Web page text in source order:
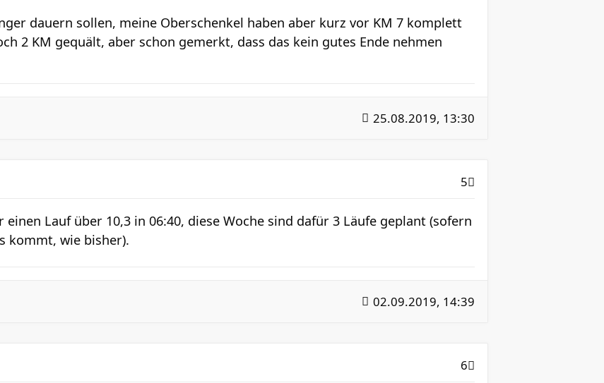
dauern sollen, meine Oberschenkel haben aber kurz vor KM 7 komplett
2 KM gequält, aber schon gemerkt, dass das kein gutes Ende nehmen
25.08.2019, 13:30
5
einen Lauf über 10,3 in 06:40, diese Woche sind dafür 3 Läufe geplant (sofern
kommt, wie bisher).
02.09.2019, 14:39
6